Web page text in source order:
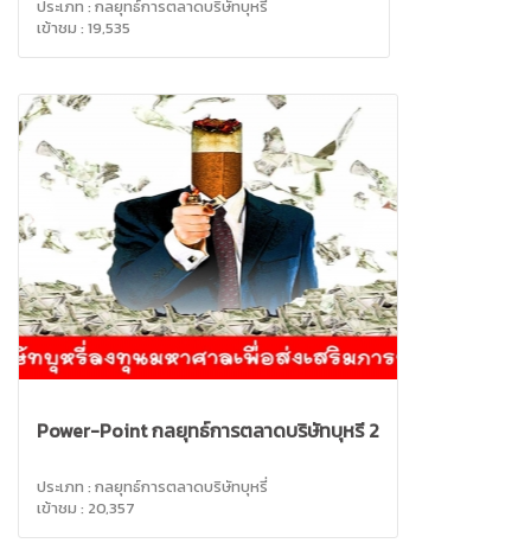
ประเภท : กลยุทธ์การตลาดบริษัทบุหรี่
เข้าชม : 19,535
Power-Point กลยุทธ์การตลาดบริษัทบุหรี่ 2
ประเภท : กลยุทธ์การตลาดบริษัทบุหรี่
เข้าชม : 20,357